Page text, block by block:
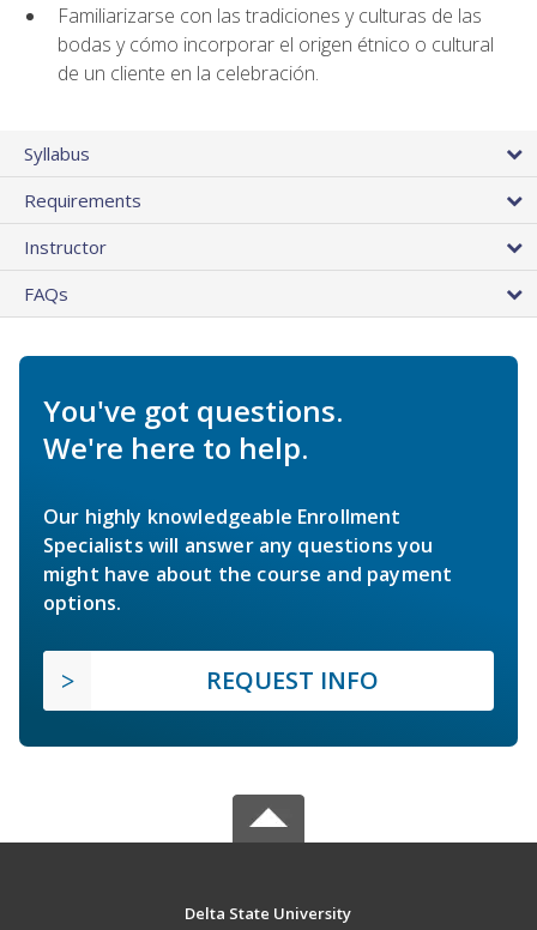
Familiarizarse con las tradiciones y culturas de las
bodas y cómo incorporar el origen étnico o cultural
de un cliente en la celebración.
Syllabus
Requirements
Instructor
FAQs
You've got questions.
We're here to help.
Our highly knowledgeable Enrollment
Specialists will answer any questions you
might have about the course and payment
options.
REQUEST INFO
Delta State University